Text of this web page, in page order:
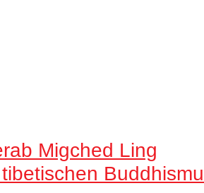
Migched Ling